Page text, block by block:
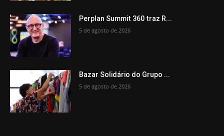
Perplan Summit 360 traz R...
5 de agosto de 2026
Bazar Solidário do Grupo ...
5 de agosto de 2026